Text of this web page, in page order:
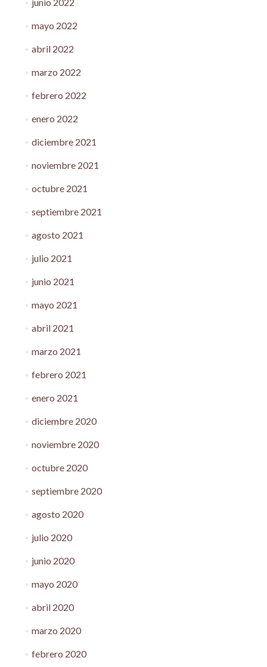
mayo 2022
abril 2022
marzo 2022
febrero 2022
enero 2022
diciembre 2021
noviembre 2021
octubre 2021
septiembre 2021
agosto 2021
julio 2021
junio 2021
mayo 2021
abril 2021
marzo 2021
febrero 2021
enero 2021
diciembre 2020
noviembre 2020
octubre 2020
septiembre 2020
agosto 2020
julio 2020
junio 2020
mayo 2020
abril 2020
marzo 2020
febrero 2020